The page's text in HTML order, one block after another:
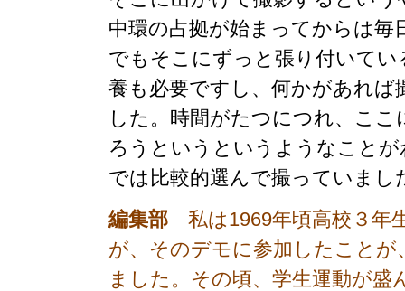
中環の占拠が始まってからは
でもそこにずっと張り付いて
養も必要ですし、何かがあれ
した。時間がたつにつれ、こ
ろうというというようなこと
では比較的選んで撮っていまし
編集部 私は1969年頃高校３年
が、そのデモに参加したこと
ました。その頃、学生運動が